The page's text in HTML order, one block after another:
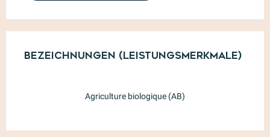
Bezeichnungen (Leistungsmerkmale)
Bezeichnungen (Leistungsmerkmale)
Agriculture biologique (AB)